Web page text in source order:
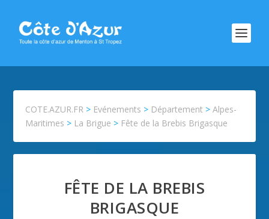
COTE.AZUR.FR > Evénements > Département >Alpes-
Maritimes > La Brigue > Fête de la Brebis Brigasque
FÊTE DE LA BREBIS
BRIGASQUE